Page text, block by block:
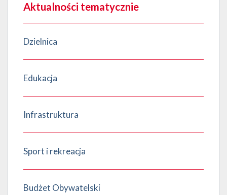
Aktualności tematycznie
Dzielnica
Edukacja
Infrastruktura
Sport i rekreacja
Budżet Obywatelski